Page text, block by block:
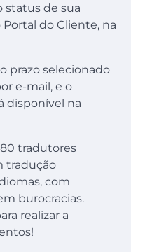
status de sua
do Cliente, na
prazo selecionado
e-mail, e o
disponível na
tradutores
tradução
com
burocracias.
realizar a